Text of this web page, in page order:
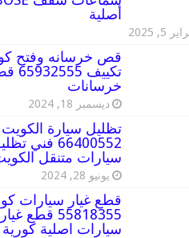
أصلية
5, 2025
قص خرسانه وفتح
تكييف
خرسانات
ديسمبر 18, 2024
تظليل سيارة الكويت
66400552 فني
سيارات متنقل
يونيو 28, 2024
قطع غيار سيارات
55818355 قطع غيار
سيارات اصلية كورية